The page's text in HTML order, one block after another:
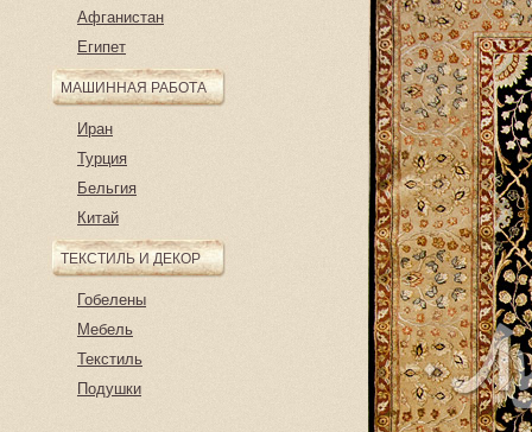
Афганистан
Египет
МАШИННАЯ РАБОТА
Иран
Турция
Бельгия
Китай
ТЕКСТИЛЬ И ДЕКОР
Гобелены
Мебель
Текстиль
Подушки